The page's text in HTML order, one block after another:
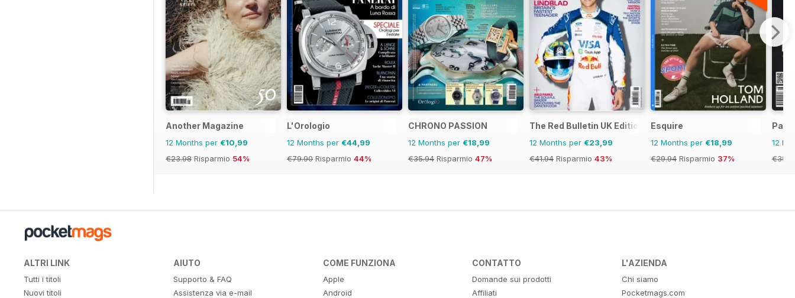
Another Magazine
12 Months per €10,99
€23.98 Risparmio 54%
L'Orologio
12 Months per €44,99
€79.90 Risparmio 44%
CHRONO PASSION
12 Months per €18,99
€35.94 Risparmio 47%
The Red Bulletin UK Edition
12 Months per €23,99
€41.94 Risparmio 43%
Esquire
12 Months per €18,99
€29.94 Risparmio 37%
12
ALTRI LINK
Tutti i titoli
Nuovi titoli
AIUTO
Supporto & FAQ
Assistenza via e-mail
COME FUNZIONA
Apple
Android
CONTATTO
Domande sui prodotti
Affiliati
L'AZIENDA
Chi siamo
Pocketmags.com